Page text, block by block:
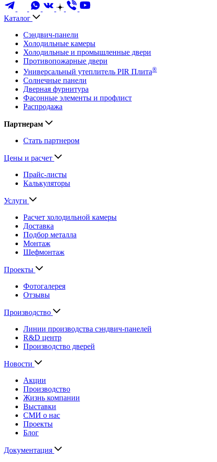
Каталог
Сэндвич-панели
Холодильные камеры
Холодильные и промышленные двери
Противопожарные двери
Универсальный утеплитель PIR Плита®
Солнечные панели
Дверная фурнитура
Фасонные элементы и профлист
Распродажа
Партнерам
Стать партнером
Цены и расчет
Прайс-листы
Калькуляторы
Услуги
Расчет холодильной камеры
Доставка
Подбор металла
Монтаж
Шефмонтаж
Проекты
Фотогалерея
Отзывы
Производство
Линии производства сэндвич-панелей
R&D центр
Производство дверей
Новости
Акции
Производство
Жизнь компании
Выставки
СМИ о нас
Проекты
Блог
Документация